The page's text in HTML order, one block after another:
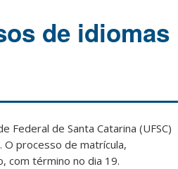
de idiomas
de Santa Catarina (UFSC)
O processo de matrícula,
com término no dia 19.